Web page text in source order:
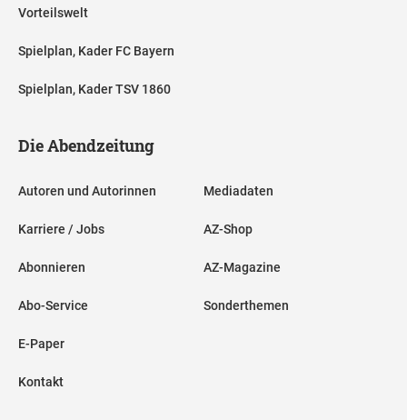
Vorteilswelt
Spielplan, Kader FC Bayern
Spielplan, Kader TSV 1860
Die Abendzeitung
Autoren und Autorinnen
Karriere / Jobs
Abonnieren
Abo-Service
E-Paper
Kontakt
Mediadaten
AZ-Shop
AZ-Magazine
Sonderthemen